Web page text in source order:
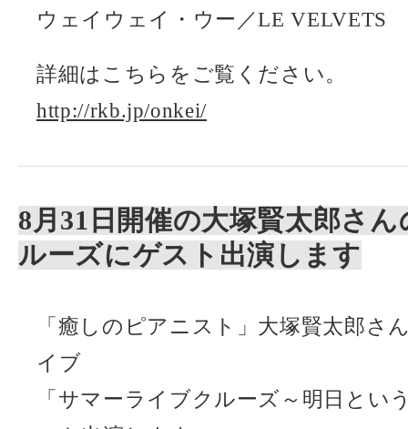
ウェイウェイ・ウー／LE VELVETS
詳細はこちらをご覧ください。
http://rkb.jp/onkei/
8月31日開催の大塚賢太郎さ
ルーズにゲスト出演します
「癒しのピアニスト」大塚賢太郎さ
イブ
「サマーライブクルーズ～明日とい